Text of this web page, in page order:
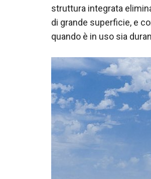
struttura integrata
di grande superficie, e
quando è in uso sia